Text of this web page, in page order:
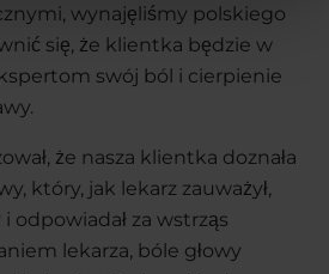
wynajęliśmy polskiego
się, że klientka będzie w
swój ból i cierpienie
że nasza klientka doznała
który, jak lekarz zauważył,
odpowiadał za wstrząs
lekarza, bóle głowy